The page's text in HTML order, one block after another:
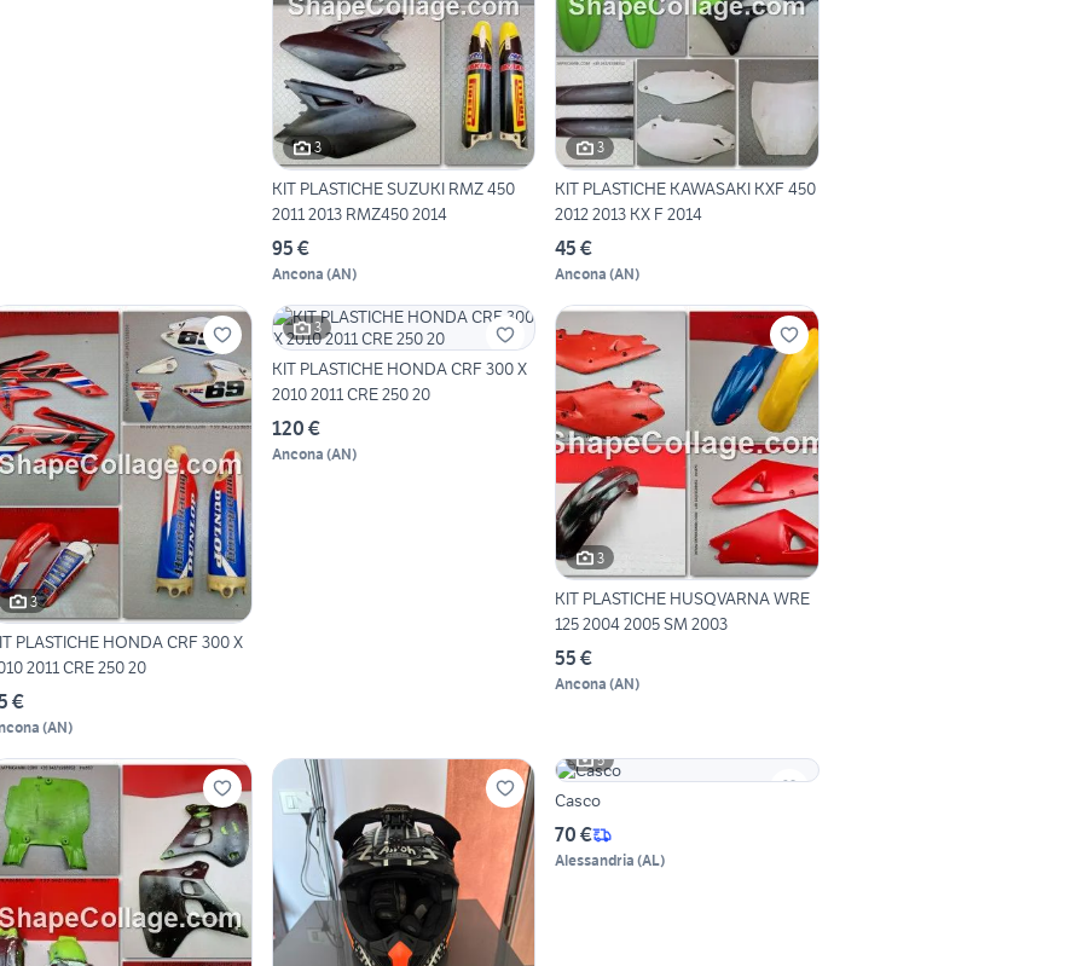
3
KIT PLASTICHE SUZUKI RMZ 450
2011 2013 RMZ450 2014
95 €
Ancona (AN)
3
KIT PLASTICHE KAWASAKI KXF 450
2012 2013 KX F 2014
45 €
Ancona (AN)
3
PLASTICHE HONDA CRF 300 X
2011 CRE 250 20
€
(AN)
3
KIT PLASTICHE HONDA CRF 300 X
2010 2011 CRE 250 20
120 €
Ancona (AN)
3
KIT PLASTICHE HUSQVARNA WRE
125 2004 2005 SM 2003
55 €
Ancona (AN)
5
Casco
70 €
Alessandria (AL)